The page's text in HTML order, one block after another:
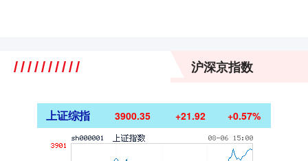
沪深京指数
上证综指 3900.35 +21.92 +0.57%